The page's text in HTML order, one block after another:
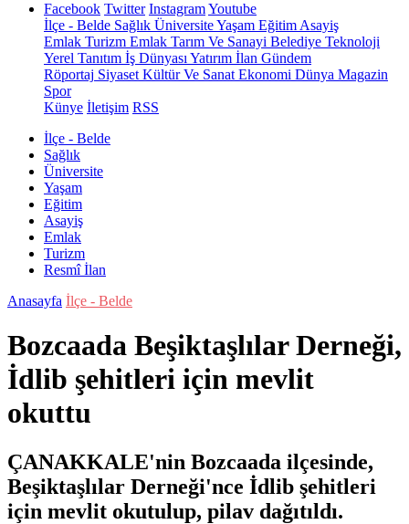
Facebook Twitter InstagramYoutube
İlçe - Belde Sağlık ÜniversiteYaşam Eğitim Asayiş
Emlak Turizm Emlak Tarım Ve Sanayi Belediye Teknoloji
Yerel Tanıtım İş Dünyası Yatırım İlan Gündem
Röportaj Siyaset Kültür Ve Sanat Ekonomi Dünya Magazin
Spor
Künye İletişim RSS
İlçe - Belde
Sağlık
Üniversite
Yaşam
Eğitim
Asayiş
Emlak
Turizm
Resmî İlan
Anasayfa İlçe - Belde
Bozcaada Beşiktaşlılar Derneği,
İdlib şehitleri için mevlit
okuttu
ÇANAKKALE'nin Bozcaada ilçesinde,
Beşiktaşlılar Derneği'nce İdlib şehitleri
için mevlit okutulup, pilav dağıtıldı.